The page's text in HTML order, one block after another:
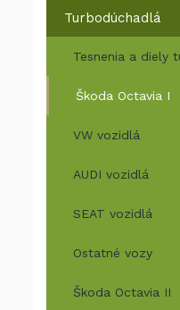
Turbodúchadlá
Tesnenia a diely
Škoda Octavia I
VW vozidlá
AUDI vozidlá
SEAT vozidlá
Ostatné vozy
Škoda Octavia II